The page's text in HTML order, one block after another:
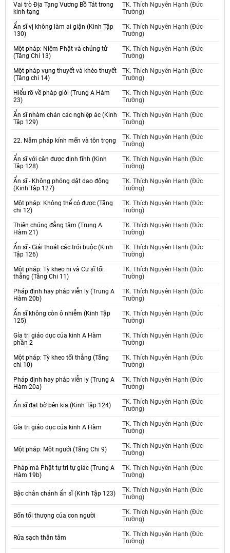
Vai trò Địa Tạng Vương Bồ Tát trong
kinh tạng
TK. Thích Nguyên Hạnh (Đức
Trường)
Ẩn sĩ vị không làm ai giận (Kinh Tập
130)
TK. Thích Nguyên Hạnh (Đức
Trường)
Một pháp: Niệm Phật và chủng tử
(Tăng Chi 13)
TK. Thích Nguyên Hạnh (Đức
Trường)
Một pháp vụng thuyết và khéo thuyết
(Tăng chi 14)
TK. Thích Nguyên Hạnh (Đức
Trường)
Hiểu rõ về pháp giới (Trung A Hàm
23)
TK. Thích Nguyên Hạnh (Đức
Trường)
Ẩn sĩ nhàm chán các nghiệp ác (Kinh
Tập 129)
TK. Thích Nguyên Hạnh (Đức
Trường)
22. Năm pháp kính mến và tôn trọng
TK. Thích Nguyên Hạnh (Đức
Trường)
Ẩn sĩ với căn được định tĩnh (Kinh
Tập 128)
TK. Thích Nguyên Hạnh (Đức
Trường)
Ẩn sĩ - Không phóng dật dao động
(Kinh Tập 127)
TK. Thích Nguyên Hạnh (Đức
Trường)
Một pháp: Không thể có được (Tăng
chi 12)
TK. Thích Nguyên Hạnh (Đức
Trường)
Thiên chúng đẳng tâm (Trung A
Hàm 21)
TK. Thích Nguyên Hạnh (Đức
Trường)
Ẩn sĩ - Giải thoát các trói buộc (Kinh
Tập 126)
TK. Thích Nguyên Hạnh (Đức
Trường)
Một pháp: Tỳ kheo ni và Cư sĩ tối
thắng (Tăng Chi 11)
TK. Thích Nguyên Hạnh (Đức
Trường)
Pháp định hay pháp viễn ly (Trung A
Hàm 20b)
TK. Thích Nguyên Hạnh (Đức
Trường)
Ẩn sĩ không còn ô nhiễm (Kinh Tập
125)
TK. Thích Nguyên Hạnh (Đức
Trường)
Gía trị giáo dục của kinh A Hàm
phần 2
TK. Thích Nguyên Hạnh (Đức
Trường)
Một pháp: Tỳ kheo tối thắng (Tăng
chi 10)
TK. Thích Nguyên Hạnh (Đức
Trường)
Pháp định hay pháp viễn ly (Trung A
Hàm 20a)
TK. Thích Nguyên Hạnh (Đức
Trường)
Ẩn sĩ đạt bờ bên kia (Kinh Tập 124)
TK. Thích Nguyên Hạnh (Đức
Trường)
Gía trị giáo dục của kinh A Hàm
TK. Thích Nguyên Hạnh (Đức
Trường)
Một pháp: Một ngưới (Tăng Chi 9)
TK. Thích Nguyên Hạnh (Đức
Trường)
Pháp mà Phật tự tri tự giác (Trung A
Hàm 19b)
TK. Thích Nguyên Hạnh (Đức
Trường)
Bậc chân chánh ẩn sĩ (Kinh Tập 123)
TK. Thích Nguyên Hạnh (Đức
Trường)
Bốn tối thượng của con người
TK. Thích Nguyên Hạnh (Đức
Trường)
Rửa sạch thân tâm
TK. Thích Nguyên Hạnh (Đức
Trường)